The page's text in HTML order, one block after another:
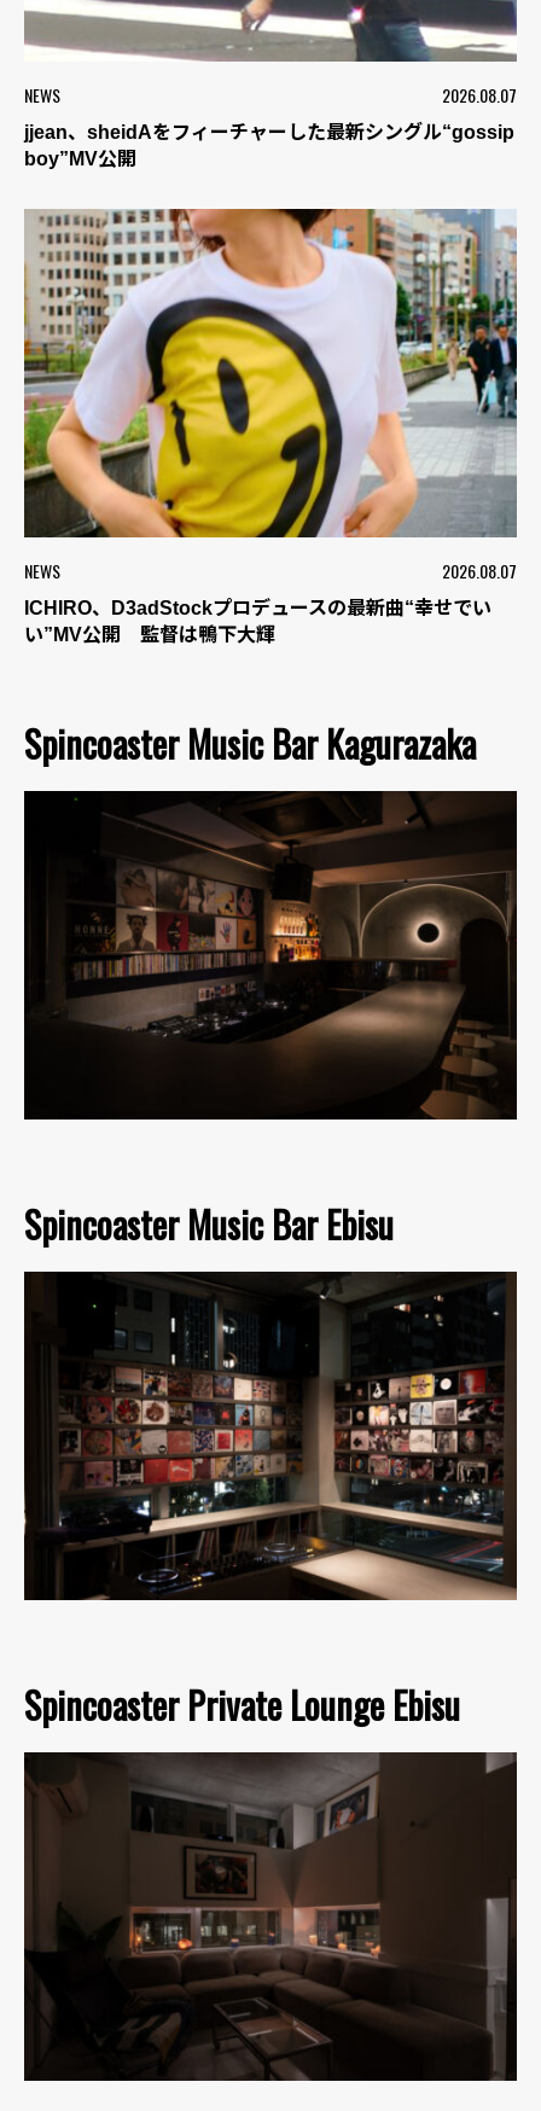
NEWS 2026.08.07
jjean、sheidAをフィーチャーした最新シングル“gossip
boy”MV公開
NEWS 2026.08.07
ICHIRO、D3adStockプロデュースの最新曲“幸せでい
い”MV公開 監督は鴨下大輝
Spincoaster Music Bar Kagurazaka
Spincoaster Music Bar Ebisu
Spincoaster Private Lounge Ebisu